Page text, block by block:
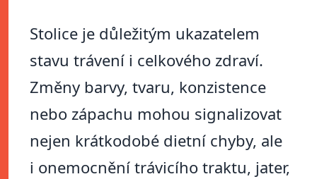
Stolice je důležitým ukazatelem
stavu trávení i celkového zdraví.
Změny barvy, tvaru, konzistence
nebo zápachu mohou signalizovat
nejen krátkodobé dietní chyby, ale
i onemocnění trávicího traktu, jater,